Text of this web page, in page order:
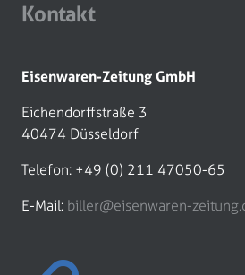
Kontakt
Eisenwaren-Zeitung GmbH
Eichendorffstraße 3
40474 Düsseldorf
Telefon: +49 (0) 211 47050-65
E-Mail: biller@eisenwaren-